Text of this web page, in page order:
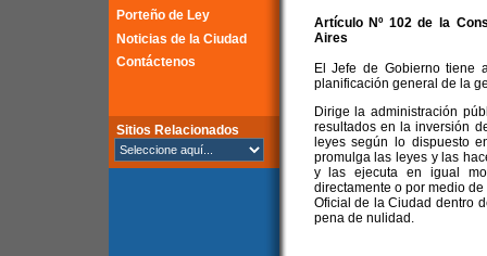
Porteño de Ley
Noticias de la Ciudad
Contáctenos
Sitios Relacionados
Artículo Nº 102 de la
Aires
El Jefe de Gobierno tiene
planificación general de la
Dirige la administración
resultados en la inversión
leyes según lo dispuesto
promulga las leyes y las
y las ejecuta en igual
directamente o por medio
Oficial de la Ciudad dentro
pena de nulidad.